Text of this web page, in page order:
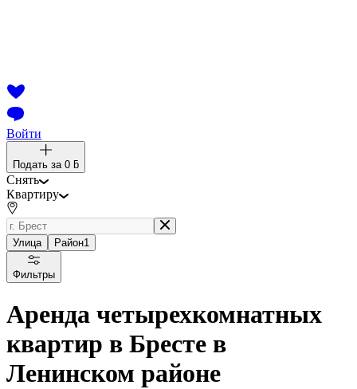
Войти
Подать за 0 ƃ
Снять
Квартиру
Улица Район1
Фильтры
Аренда четырехкомнатных
квартир в Бресте в
Ленинском районе